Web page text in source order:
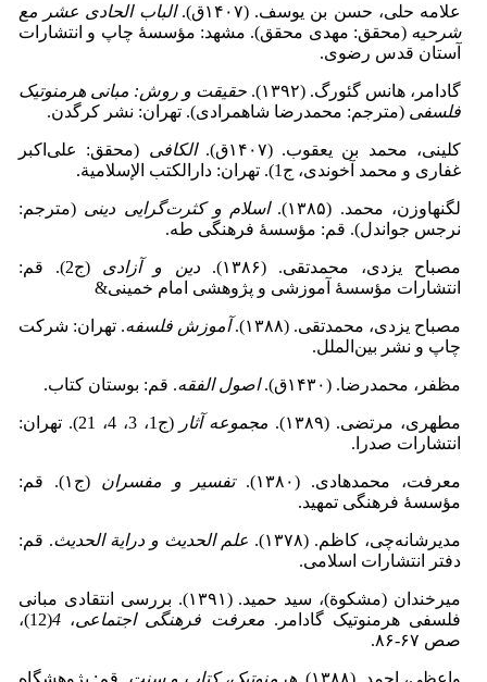
علامه حلی، حسن بن یوسف. (۱۴۰۷ق).
الباب الحادی عشر مع
شرحیه (محقق: مهدی محقق). مشهد: مؤسسۀ چاپ و انتشارات
آستان قدس رضوی.
گادامر، هانس گئورگ. (۱۳۹۲).
حقیقت و روش: مبانی هرمنوتیک
فلسفی (مترجم: محمدرضا شاهمرادی). تهران: نشر کرگدن.
کلینی، محمد بن یعقوب. (۱۴۰۷ق). الکافی (محقق: علی‌اکبر
غفاری و محمد آخوندی، ج1). تهران: دارالکتب الإسلامیة.
لگنهاوزن، محمد. (۱۳۸۵). اسلام و کثرت‌گرایی دینی (مترجم:
نرجس جواندل). قم: مؤسسۀ فرهنگی طه.
مصباح یزدی، محمدتقی. (۱۳۸۶). دین و آزادی
(ج2). قم:
انتشارات مؤسسۀ آموزشی و پژوهشی امام خمینی&
مصباح یزدی، محمدتقی. (۱۳۸۸). آموزش فلسفه. تهران: شرکت
چاپ و نشر بین‌الملل.
مظفر، محمدرضا. (۱۴۳۰ق). اصول الفقه. قم: بوستان کتاب.
مطهری، مرتضی. (۱۳۸۹). مجموعه آثار
(ج1، 3، 4، 21). تهران:
انتشارات صدرا.
معرفت، محمدهادی. (۱۳۸۰). تفسیر و مفسران
(ج۱). قم:
مؤسسۀ فرهنگی تمهید.
مدیرشانه‌چی، کاظم. (۱۳۷۸). علم الحدیث و درایة الحدیث. قم:
دفتر انتشارات اسلامی.
میرخندان (مشکوة)، سید حمید. (۱۳۹۱). بررسی انتقادی مبانی
فلسفی هرمنوتیک گادامر. معرفت فرهنگی اجتماعی، 4
(12)،
صص ۶۷‑۸۶.
واعظی، احمد. (۱۳۸۸). هرمنوتیک، کتاب و سنت . قم: پژوهشگاه